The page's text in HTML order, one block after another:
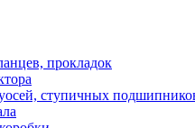
прокладок
ступичных